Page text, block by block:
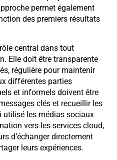
permet également
des premiers résultats
central dans tout
Elle doit être transparente
régulière pour maintenir
différentes parties
et informels doivent être
clés et recueillir les
utilisé les médias sociaux
vers les services cloud,
d’échanger directement
leurs expériences.